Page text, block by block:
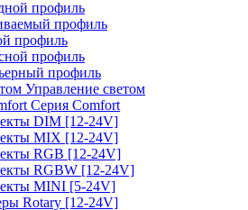
профиль
профиль
профиль
профиль
профиль
Управление светом
Серия Comfort
DIM [12-24V]
MIX [12-24V]
RGB [12-24V]
RGBW [12-24V]
MINI [5-24V]
Rotary [12-24V]